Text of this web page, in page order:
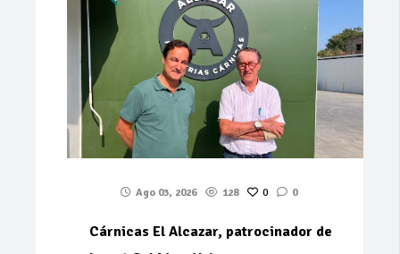
Ago 03, 2026 128 0 0
Cárnicas El Alcazar, patrocinador de